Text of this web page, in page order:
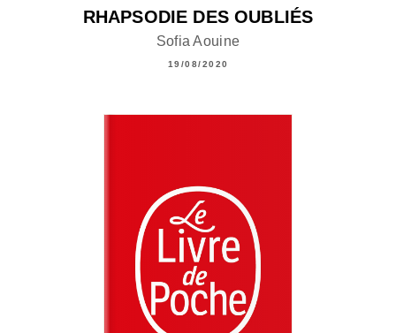
RHAPSODIE DES OUBLIÉS
Sofia Aouine
19/08/2020